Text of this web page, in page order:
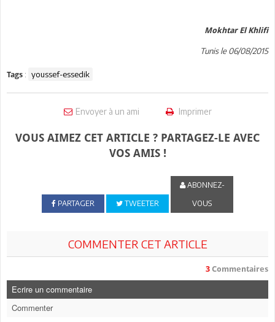
Mokhtar El Khlifi
Tunis le 06/08/2015
Tags : youssef-essedik
Envoyer à un ami Imprimer
VOUS AIMEZ CET ARTICLE ? PARTAGEZ-LE AVEC
VOS AMIS !
PARTAGER TWEETER
ABONNEZ-
VOUS
COMMENTER CET ARTICLE
3 Commentaires
Ecrire un commentaire
Commenter